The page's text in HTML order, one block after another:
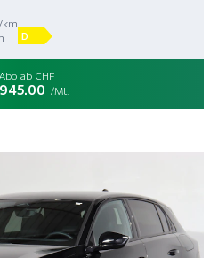
km
D
Abo ab CHF
945.00 /Mt.